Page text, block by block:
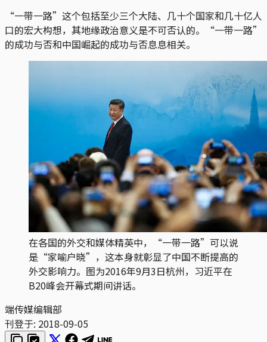
“一带一路”这个包括至少三个大陆、几十个国家和几十亿人
口的宏大构想，其地缘政治意义是不可否认的。“一带一路”
的成功与否和中国崛起的成功与否息息相关。
在各国的外交和媒体精英中，“一带一路”可以说
是“家喻户晓”，这本身就彰显了中国不断提高的
外交影响力。图为2016年9月3日杭州，习近平在
B20峰会开幕式期间讲话。
端传媒编辑部
刊登于: 2018-09-05